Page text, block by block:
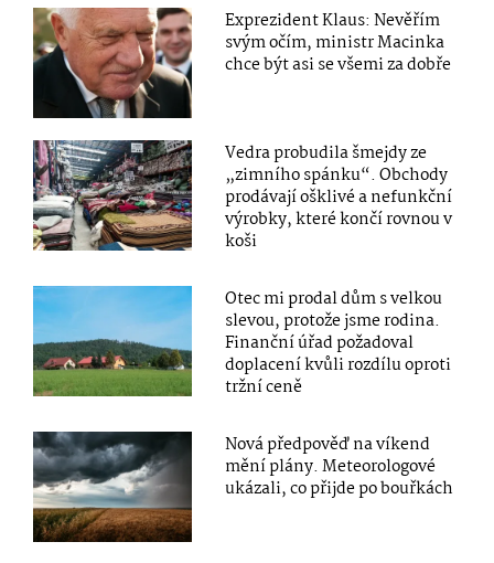
Exprezident Klaus: Nevěřím
svým očím, ministr Macinka
chce být asi se všemi za dobře
Vedra probudila šmejdy ze
„zimního spánku“. Obchody
prodávají ošklivé a nefunkční
výrobky, které končí rovnou v
koši
Otec mi prodal dům s velkou
slevou, protože jsme rodina.
Finanční úřad požadoval
doplacení kvůli rozdílu oproti
tržní ceně
Nová předpověď na víkend
mění plány. Meteorologové
ukázali, co přijde po bouřkách